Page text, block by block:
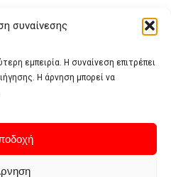
συναίνεσης
εμπειρία. Η συναίνεση επιτρέπει
Η άρνηση μπορεί να
της ανέχειας, είναι το αντίθετο της